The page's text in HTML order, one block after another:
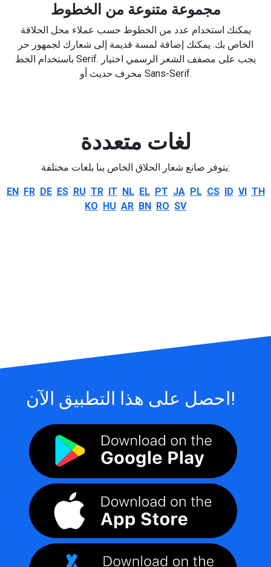
مجموعة متنوعة من الخطوط
يمكنك استخدام عدد من الخطوط حسب عملاء محل الحلاقة
الخاص بك. يمكنك إضافة لمسة قديمة إلى شعارك لجمهور حر
باستخدام الخط Serif. يجب على مصفف الشعر الرسمي اختيار
محرف حديث أو Sans-Serif.
لغات متعددة
يتوفر صانع شعار الحلاق الخاص بنا بلغات مختلفة:
EN FR DE ES RU TR IT NL EL PT JA PL CS ID VI TH
KO HU AR BN RO SV
احصل على هذا التطبيق الآن!